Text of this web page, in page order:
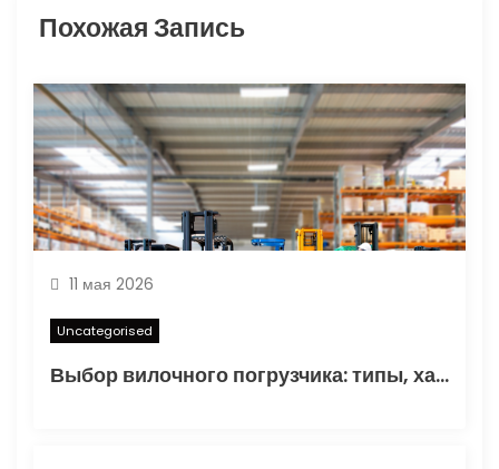
с
я
м
Похожая Запись
11 мая 2026
Uncategorised
Выбор вилочного погрузчика: типы, характеристики и области применения